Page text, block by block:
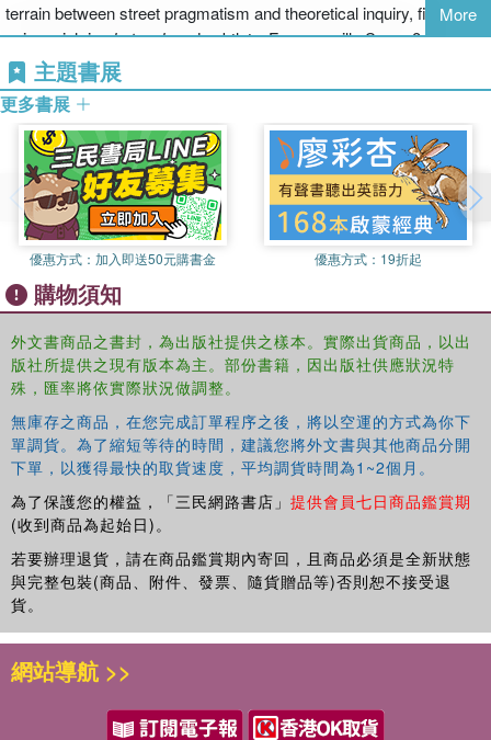
terrain between street pragmatism and theoretical inquiry, finding
voices rich inchutzpahand subtlety. From guerilla Super-8 in
Manila to AIDS video activism in New York,
on this very queer place in media culture, revealing a wealth of
strategies, a plurality of aesthetics, and an artillary of resistances.
More
主題書展
更多書展
優惠方式： 加入即送50元購書金 優惠方式： 19折起
購物須知
外文書商品之書封，為出版社提供之樣本。實際出貨商品，以出
版社所提供之現有版本為主。部份書籍，因出版社供應狀況特
殊，匯率將依實際狀況做調整。
無庫存之商品，在您完成訂單程序之後，將以空運的方式為你下
單調貨。為了縮短等待的時間，建議您將外文書與其他商品分開
下單，以獲得最快的取貨速度，平均調貨時間為1~2個月。
為了保護您的權益，「三民網路書店」 提供會員七日商品鑑賞期
(收到商品為起始日)。
若要辦理退貨，請在商品鑑賞期內寄回，且商品必須是全新狀態
與完整包裝(商品、附件、發票、隨貨贈品等)否則恕不接受退
貨。
網站導航 >>